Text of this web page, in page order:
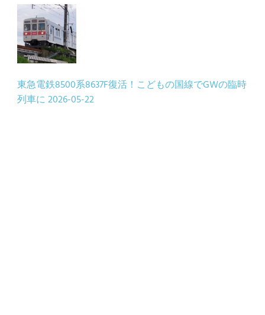
東急電鉄8500系8637F復活！こどもの国線でGWの臨時
列車に2026-05-22